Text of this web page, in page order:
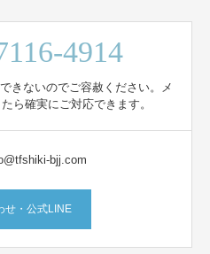
4914
きないのでご容赦ください。メ
ら確実にご対応できます。
bjj.com
せ・公式LINE